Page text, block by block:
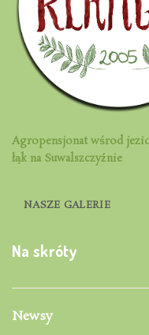
Agropensjonat wśrod
łąk na Suwalszczyźnie
NASZE GALERIE
Na skróty
Newsy